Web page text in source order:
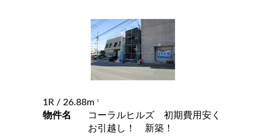
1R / 26.88m 2
物件名
コーラルヒルズ 初期費用安く
お引越し！ 新築！